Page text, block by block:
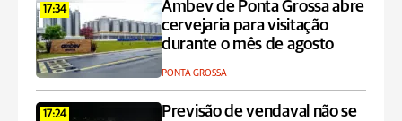
17:34
Ambev de Ponta Grossa abre
cervejaria para visitação
durante o mês de agosto
PONTA GROSSA
17:24
Previsão de vendaval não se